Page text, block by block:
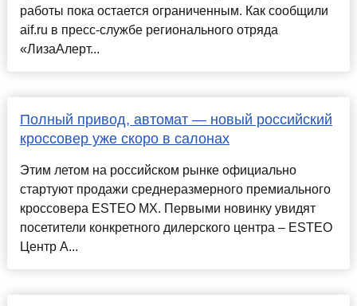
работы пока остается ограниченным. Как сообщили
aif.ru в пресс-службе регионального отряда
«ЛизаАлерт...
Полный привод, автомат — новый российский
кроссовер уже скоро в салонах
Этим летом на российском рынке официально
стартуют продажи среднеразмерного премиального
кроссовера ESTEO MX. Первыми новинку увидят
посетители конкретного дилерского центра – ESTEO
Центр А...